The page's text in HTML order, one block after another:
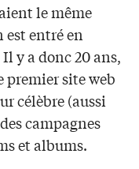
le même
est entré en
y a donc 20 ans,
premier site web
célèbre (aussi
campagnes
et albums.